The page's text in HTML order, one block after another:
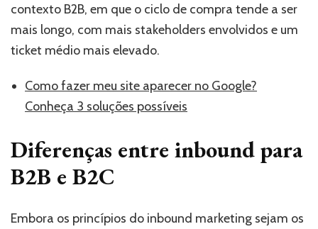
contexto B2B, em que o ciclo de compra tende a ser
mais longo, com mais stakeholders envolvidos e um
ticket médio mais elevado.
Como fazer meu site aparecer no Google?
Conheça 3 soluções possíveis
Diferenças entre inbound para
B2B e B2C
Embora os princípios do inbound marketing sejam os